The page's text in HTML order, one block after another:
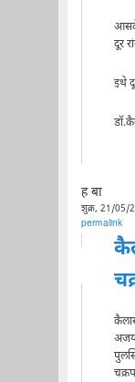
आसवे
दूर
इथे
ह बा
शुक्र, 21/05/
permalink